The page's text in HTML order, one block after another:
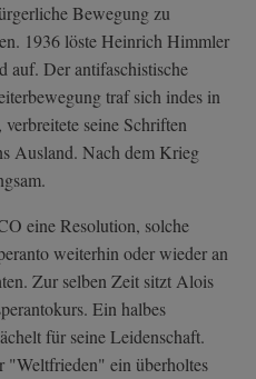
Bewegung zu
1936 löste Heinrich Himmler
auf. Der antifaschistische
traf sich indes in
seine Schriften
Ausland. Nach dem Krieg
eine Resolution, solche
weiterhin oder wieder an
Zur selben Zeit sitzt Alois
Ein halbes
für seine Leidenschaft.
"Weltfrieden" ein überholtes